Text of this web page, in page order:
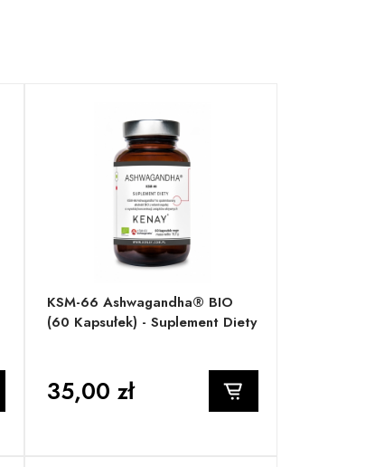
KSM-66 Ashwagandha® BIO
(60 Kapsułek) - Suplement Diety
35,00 zł